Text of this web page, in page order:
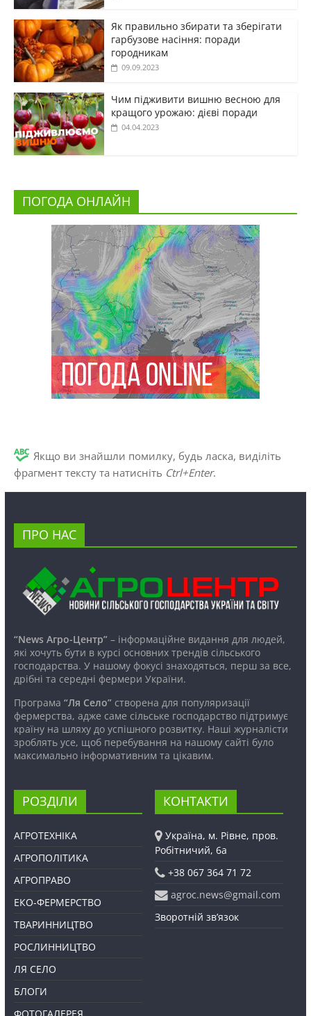
Як правильно збирати та зберігати
гарбузове насіння: поради
городникам
09.09.2023
Чим підживити вишню весною для
кращого урожаю: дієві поради
04.04.2023
ПОГОДА ОНЛАЙН
Якщо ви знайшли помилку, будь ласка, виділіть
фрагмент тексту та натисніть Ctrl+Enter.
ПРО НАС
“News Агро-Центр”– інформаційне видання для людей,
які хочуть бути в курсі основних трендів сільського
господарства. У нашому фокусі знаходяться, перш за все,
дрібні та середні фермери України.
Програма “Ля Село”створена для популяризації
фермерства, адже саме сільське господарство підтримує
країну на шляху до успішного розвитку. Наші журналісти
зроблять усе, щоб перебування на нашому сайті було
максимально інформативним та цікавим.
РОЗДІЛИ
АГРОТЕХНІКА
АГРОПОЛІТИКА
АГРОПРАВО
ЕКО-ФЕРМЕРСТВО
ТВАРИННИЦТВО
РОСЛИННИЦТВО
ЛЯ СЕЛО
БЛОГИ
КОНТАКТИ
Україна, м. Рівне, пров.
Робітничий, 6а
+38 067 364 71 72
agroc.news@gmail.com
Зворотній зв’язок